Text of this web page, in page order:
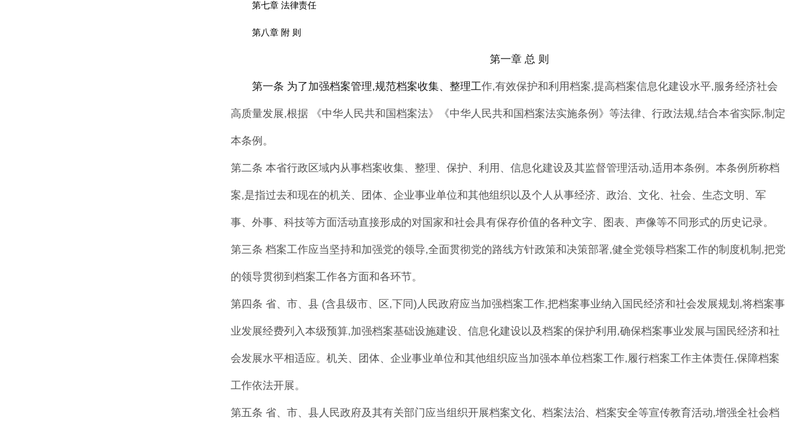
第七章 法律责任
第八章 附 则
第一章 总 则
第一条 为了加强档案管理,规范档案收集、整理工作,有效保护和利用档案,提高档案信息化建设水平,服务经济社会
高质量发展,根据 《中华人民共和国档案法》 《中华人民共和国档案法实施条例 》 等法律、 行政法规,结合本省实际,制定
本条例 。
第二条 本省行政区域内从事档案收集、整理、保护、 利用 、 信息化建设及其监督管理活动,适用本条例 。 本条例所称档
案,是指过去和现在的机关、 团体、 企业事业单位和其他组织以及个人从事经济、 政治、 文化、 社会、 生态文明 、 军
事、 外事、 科技等方面活动直接形成的对国家和社会具有保存价值的各种文字、 图表、 声像等不同形式的历史记录。
第三条 档案工作应当坚持和加强党的领导,全面贯彻党的路线方针政策和决策部署,健全党领导档案工作的制度机制 ,把党
的领导贯彻到档案工作各方面和各环节。
第四条 省、市、县 (含县级市、区,下同)人民政府应当加强档案工作,把档案事业纳入国民经济和社会发展规划 ,将档案事
业发展经费列入本级预算,加强档案基础设施建设、 信息化建设以及档案的保护利用 ,确保档案事业发展与国民经济和社
会发展水平相适应。 机关、 团体、 企业事业单位和其他组织应当加强本单位档案工作,履行档案工作主体责任,保障档案
工作依法开展。
第五条 省、市、县人民政府及其有关部门应当组织开展档案文化、 档案法治、 档案安全等宣传教育活动,增强全社会档